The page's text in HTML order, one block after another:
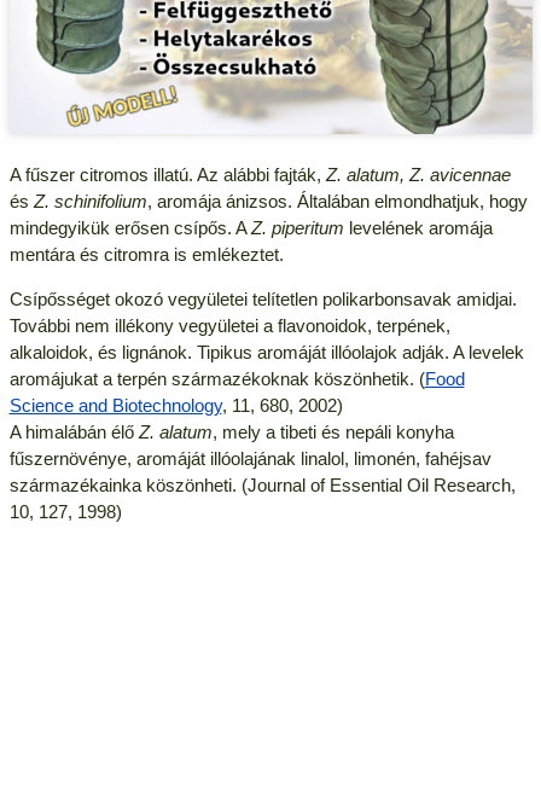
A fűszer citromos illatú. Az alábbi fajták, Z. alatum, Z. avicennae
és Z. schinifolium, aromája ánizsos. Általában elmondhatjuk, hogy
mindegyikük erősen csípős. AZ. piperitum levelének aromája
mentára és citromra is emlékeztet.
Csípősséget okozó vegyületei telítetlen polikarbonsavak amidjai.
További nem illékony vegyületei a flavonoidok, terpének,
alkaloidok, és lignánok. Tipikus aromáját illóolajok adják. A levelek
aromájukat a terpén származékoknak köszönhetik. (Food
Science and Biotechnology, 11, 680, 2002)
A himalábán élő Z. alatum, mely a tibeti és nepáli konyha
fűszernövénye, aromáját illóolajának linalol, limonén, fahéjsav
származékainka köszönheti. (Journal of Essential Oil Research,
10, 127, 1998)